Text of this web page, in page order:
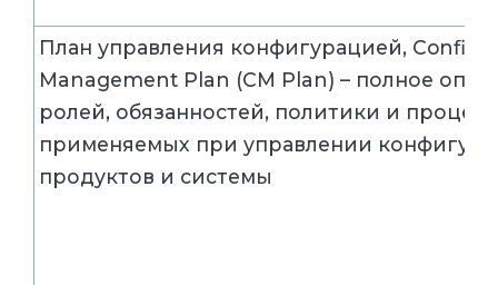
План управления конфигурацией,
Management Plan (CM Plan) – полное
ролей, обязанностей, политики и
применяемых при управлении
продуктов и системы